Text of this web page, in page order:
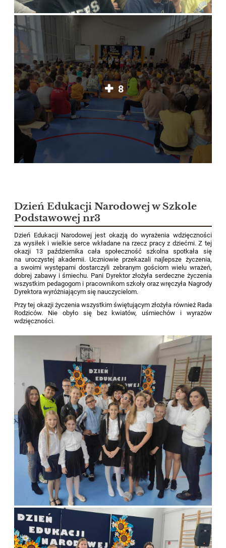
8
Dzień Edukacji Narodowej w Szkole
Podstawowej nr3
Dzień Edukacji Narodowej jest okazją do wyrażenia wdzięczności
za wysiłek i wielkie serce wkładane na rzecz pracy z dziećmi. Z tej
okazji 13 października cała społeczność szkolna spotkała się
na uroczystej akademii. Uczniowie przekazali najlepsze życzenia,
a swoimi występami dostarczyli zebranym gościom wielu wrażeń,
dobrej zabawy i śmiechu. Pani Dyrektor złożyła serdeczne życzenia
wszystkim pedagogom i pracownikom szkoły oraz wręczyła Nagrody
Dyrektora wyróżniającym się nauczycielom.
Przy tej okazji życzenia wszystkim świętującym złożyła również Rada
Rodziców. Nie obyło się bez kwiatów, uśmiechów i wyrazów
wdzięczności.